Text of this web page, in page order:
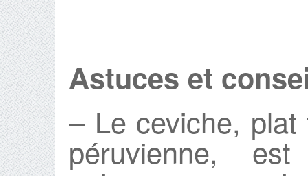
Astuces et
– Le ceviche,
péruvienne,